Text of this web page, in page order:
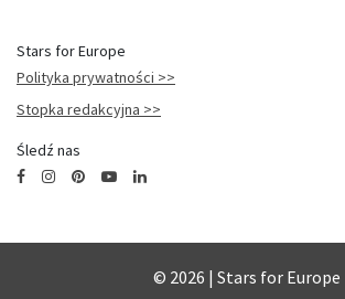
Stars for Europe
Polityka prywatności
Stopka redakcyjna
Śledź nas
© 2026 | Stars for Europe